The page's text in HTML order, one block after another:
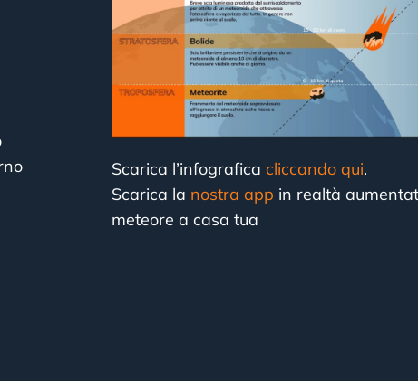
Scarica l’infografica cliccando qui.
Scarica la nostra app in realtà
meteore a casa tua